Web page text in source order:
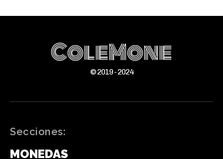
ColeMone
© 2019 - 2024
Secciones:
MONEDAS